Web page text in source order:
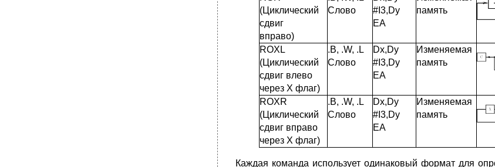
(Циклический
сдвиг
вправо)
Слово
#I3,Dy
EA
память
ROXL
(Циклический
сдвиг влево
через Х флаг)
.B, .W, .L
Слово
Dx,Dy
#I3,Dy
EA
Изменяемая
память
ROXR
(Циклический
сдвиг вправо
через Х флаг)
.B, .W, .L
Слово
Dx,Dy
#I3,Dy
EA
Изменяемая
память
Каждая команда использует одинаковый формат для